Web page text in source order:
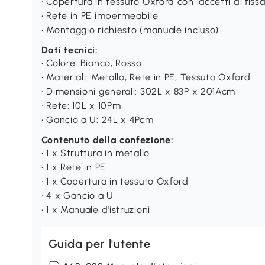
• Rete in PE impermeabile
• Montaggio richiesto (manuale incluso)
Dati tecnici:
• Colore: Bianco, Rosso
• Materiali: Metallo, Rete in PE, Tessuto Oxford
• Dimensioni generali: 302L x 83P x 201Acm
• Rete: 10L x 10Pm
• Gancio a U: 24L x 4Pcm
Contenuto della confezione:
• 1 x Struttura in metallo
• 1 x Rete in PE
• 1 x Copertura in tessuto Oxford
• 4 x Gancio a U
• 1 x Manuale d'istruzioni
Guida per l'utente